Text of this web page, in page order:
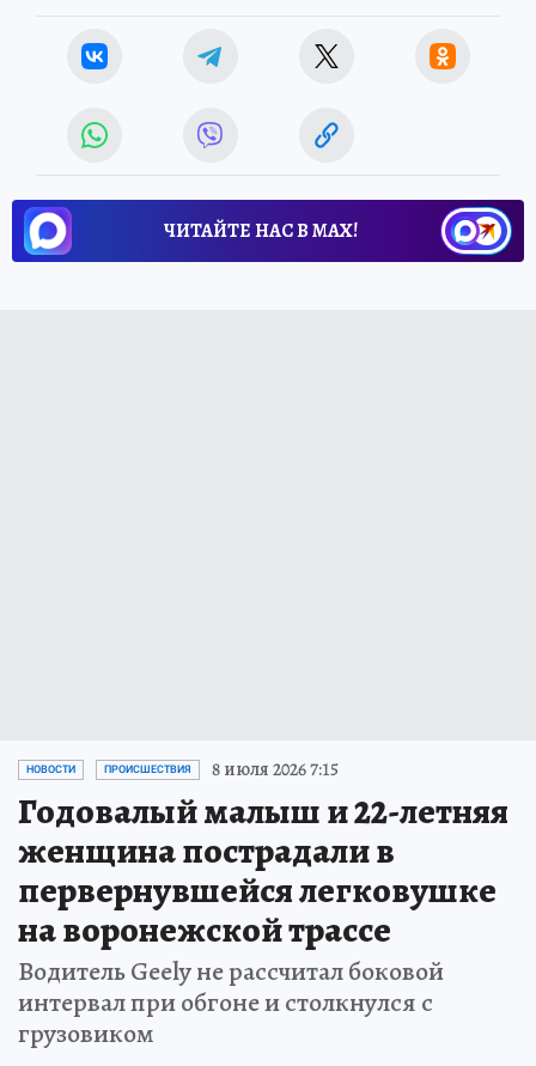
ЧИТАЙТЕ НАС В МАХ!
НОВОСТИ ПРОИСШЕСТВИЯ 8 июля 2026 7:15
Годовалый малыш и 22-летняя
женщина пострадали в
первернувшейся легковушке
на воронежской трассе
Водитель Geely не рассчитал боковой
интервал при обгоне и столкнулся с
грузовиком